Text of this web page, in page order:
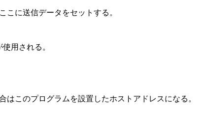
こに送信データをセットする。
用される。
はこのプログラムを設置したホストアドレスになる。